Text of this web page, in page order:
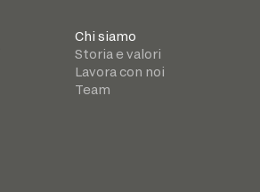
Chi siamo
Storia e valori
Lavora con noi
Team